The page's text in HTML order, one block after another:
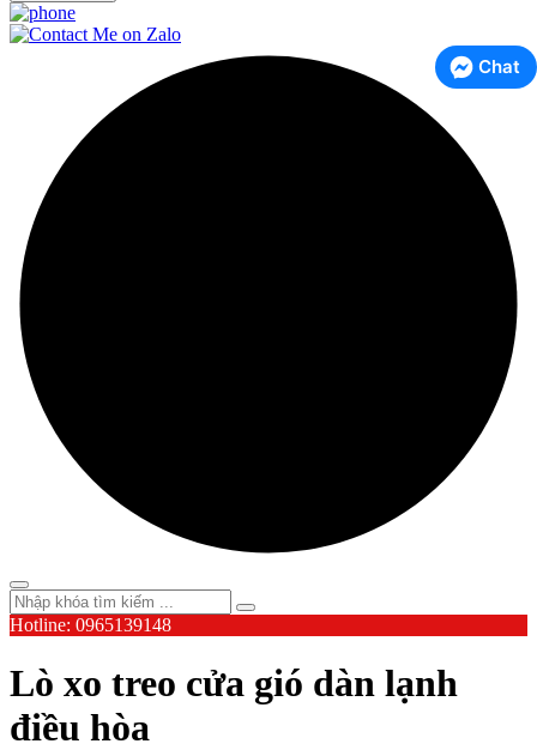
Chat
Hotline: 0965139148
Lò xo treo cửa gió dàn lạnh
điều hòa